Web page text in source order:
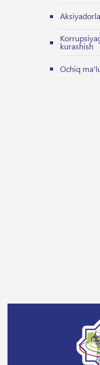
kurashish
Ochiq